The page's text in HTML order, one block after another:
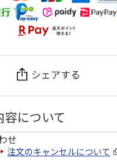
シェアする
について
せ
注文のキャンセルについて